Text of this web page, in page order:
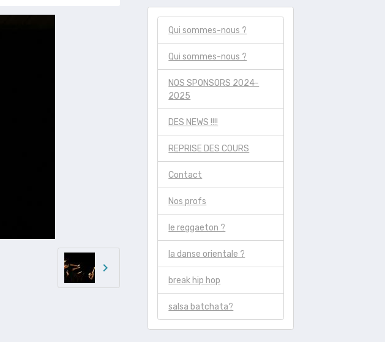
Qui sommes-nous ?
Qui sommes-nous ?
NOS SPONSORS 2024-
2025
DES NEWS !!!!
REPRISE DES COURS
Contact
Nos profs
le reggaeton ?
la danse orientale ?
break hip hop
salsa batchata?